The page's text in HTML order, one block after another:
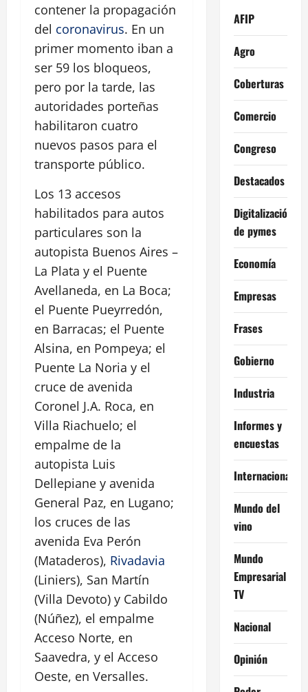
contener la propagación
del coronavirus. En un
primer momento iban a
ser 59 los bloqueos,
pero por la tarde, las
autoridades porteñas
habilitaron cuatro
nuevos pasos para el
transporte público.
Los 13 accesos
habilitados para autos
particulares son la
autopista Buenos Aires –
La Plata y el Puente
Avellaneda, en La Boca;
el Puente Pueyrredón,
en Barracas; el Puente
Alsina, en Pompeya; el
Puente La Noria y el
cruce de avenida
Coronel J.A. Roca, en
Villa Riachuelo; el
empalme de la
autopista Luis
Dellepiane y avenida
General Paz, en Lugano;
los cruces de las
avenida Eva Perón
(Mataderos), Rivadavia
(Liniers), San Martín
(Villa Devoto) y Cabildo
(Núñez), el empalme
Acceso Norte, en
Saavedra, y el Acceso
Oeste, en Versalles.
AFIP
Agro
Coberturas
Comercio
Congreso
Destacados
Digitalización
de pymes
Economía
Empresas
Frases
Gobierno
Industria
Informes y
encuestas
Internacional
Mundo del
vino
Mundo
Empresarial
TV
Nacional
Opinión